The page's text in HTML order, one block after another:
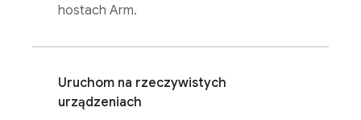
hostach Arm.
Uruchom na rzeczywistych
urządzeniach